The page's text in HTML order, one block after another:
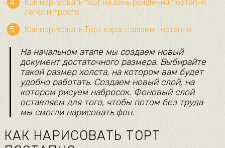
Как нарисовать торт на день рождения поэтапно
легко и просто
Как нарисовать Торт карандашами поэтапно
На начальном этапе мы создаем новый
документ достаточного размера. Выбирайте
такой размер холста, на котором вам будет
удобно работать. Создаем новый слой, на
котором рисуем набросок. Фоновый слой
оставляем для того, чтобы потом без труда
мы смогли нарисовать фон.
КАК НАРИСОВАТЬ ТОРТ